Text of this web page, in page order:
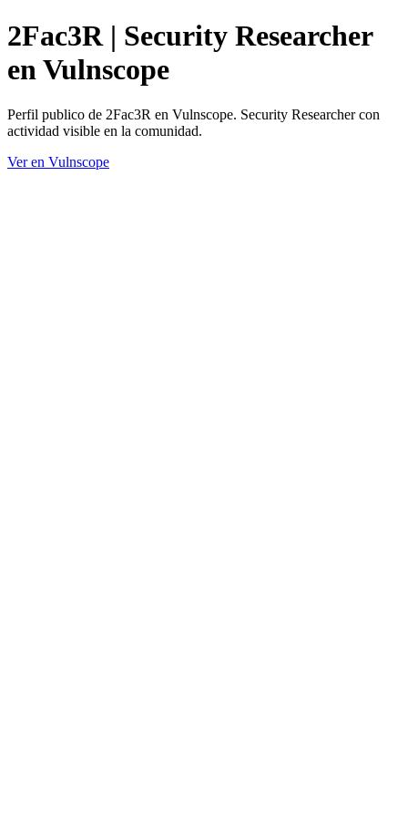
2Fac3R | Security Researcher
en Vulnscope
Perfil publico de 2Fac3R en Vulnscope. Security Researcher con
actividad visible en la comunidad.
Ver en Vulnscope